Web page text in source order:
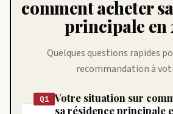
comment acheter
principale en
Quelques questions rapides
recommandation à
Q1 Votre situation sur
sa résidence principale